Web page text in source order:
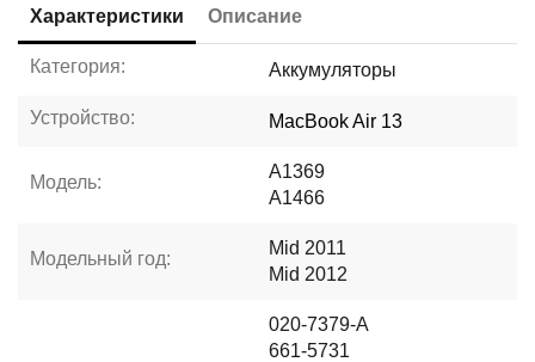
Характеристики Описание
Категория: Аккумуляторы
Устройство: MacBook Air 13
Модель:
A1369
A1466
Модельный год:
Mid 2011
Mid 2012
020-7379-A
661-5731